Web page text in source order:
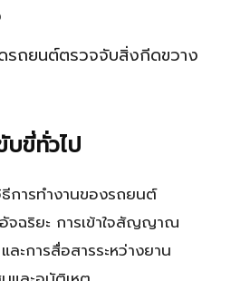
รถยนต์ตรวจจับสิ่งกีดขวาง
ขี่ทั่วไป
การทำงานของรถยนต์
จฉริยะ การเข้าใจสัญญาณ
ละการสื่อสารระหว่างยาน